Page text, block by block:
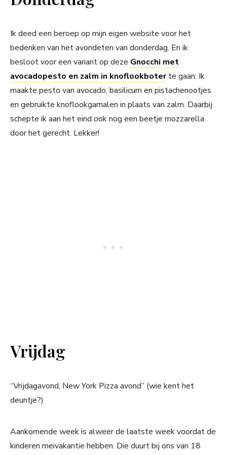
Ik deed een beroep op mijn eigen website voor het
bedenken van het avondeten van donderdag. En ik
besloot voor een variant op deze Gnocchi met
avocadopesto en zalm in knoflookboterte gaan. Ik
maakte pesto van avocado, basilicum en pistachenootjes
en gebruikte knoflookgarnalen in plaats van zalm. Daarbij
schepte ik aan het eind ook nog een beetje mozzarella
door het gerecht. Lekker!
Vrijdag
“Vrijdagavond, New York Pizza avond” (wie kent het
deuntje?)
Aankomende week is alweer de laatste week voordat de
kinderen meivakantie hebben. Die duurt bij ons van 18